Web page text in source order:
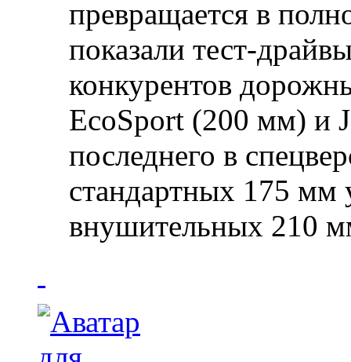
превращается в
показали тест-
конкурентов
EcoSport (200 мм) и
последнего в
стандартных 175 мм
внушительных 210